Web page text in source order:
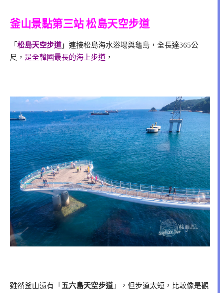
釜山景點第三站 松島天空步道
「 松島天空步道 」連接松島海水浴場與龜島，全長達365公
尺， 是全韓國最長的海上步道 ，
雖然釜山還有「 五六島天空步道 」，但步道太短，比較像是觀